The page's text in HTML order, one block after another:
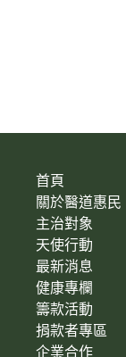
首頁
關於醫道惠民
主治對象
天使行動
最新消息
健康專欄
籌款活動
捐款者專區
企業合作